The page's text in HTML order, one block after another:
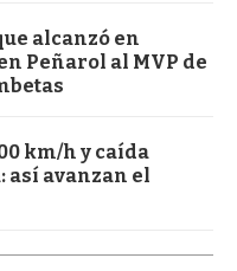
alcanzó en
Peñarol al MVP de
km/h y caída
así avanzan el